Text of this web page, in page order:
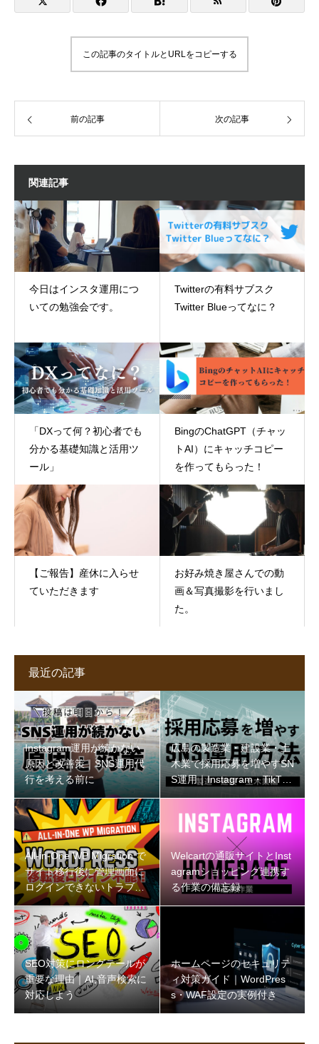
この記事のタイトルとURLをコピーする
前の記事 次の記事
関連記事
今日はインスタ運用につ
いての勉強会です。
Twitterの有料サブスク
Twitter Blueってなに？
「DXって何？初心者でも
分かる基礎知識と活用ツ
ール」
BingのChatGPT（チャッ
トAI）にキャッチコピー
を作ってもらった！
【ご報告】産休に入らせ
ていただきます
お好み焼き屋さんでの動
画＆写真撮影を行いまし
た。
最近の記事
Instagram運用が続かない
原因と改善策｜SNS運用代
行を考える前に
広島の製造業・建設業・土
木業で採用応募を増やすSN
S運用｜Instagram・TikTok
All-in-One WP Migration で
サイト移行後に管理画面に
ログインできないトラブル
と解決策
Welcartの通販サイトとInst
agramショッピング連携す
る作業の備忘録
SEO対策にロングテールが
重要な理由｜AI,音声検索に
対応しよう
ホームページのセキュリテ
ィ対策ガイド｜WordPres
s・WAF設定の実例付き